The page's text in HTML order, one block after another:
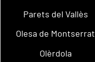
Parets del Vallès
Olesa de Montserrat
Olèrdola